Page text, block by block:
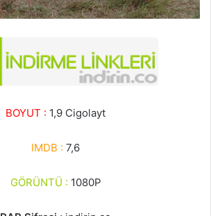
BOYUT : 1,9 Cigolayt
IMDB : 7,6
GÖRÜNTÜ : 1080P